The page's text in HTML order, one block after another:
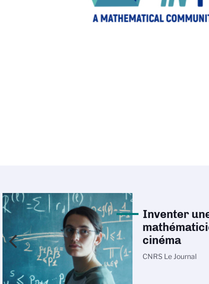
Inventer
cinéma
CNRS Le Journal